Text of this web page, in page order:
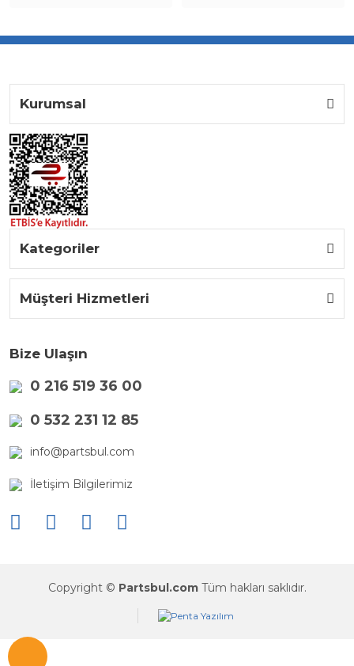
Kurumsal
Kategoriler
Müşteri Hizmetleri
Bize Ulaşın
0 216 519 36 00
0 532 231 12 85
info@partsbul.com
İletişim Bilgilerimiz
Copyright © Partsbul.com Tüm hakları saklıdır.